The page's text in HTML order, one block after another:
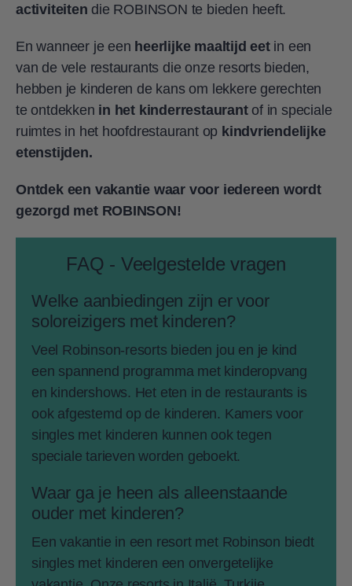
activiteiten die ROBINSON te bieden heeft.
En wanneer je een heerlijke maaltijd eetin een
van de vele restaurants die onze resorts bieden,
hebben je kinderen de kans om lekkere gerechten
te ontdekken in het kinderrestaurant of in speciale
ruimtes in het hoofdrestaurant op kindvriendelijke
etenstijden.
Ontdek een vakantie waar voor iedereen wordt
gezorgd met ROBINSON!
FAQ - Veelgestelde vragen
Welke aanbiedingen zijn er voor
soloreizigers met kinderen?
Veel Robinson-resorts bieden jou en je kind
een spannend programma met kinderopvang
en kindershows. Het eten in de restaurants is
ook afgestemd op de kinderen. Kamers voor
singles met kinderen kunnen ook tegen
speciale tarieven worden geboekt.
Waar ga je heen als alleenstaande
ouder met kinderen?
Een vakantie in een resort met Robinson biedt
singles met kinderen een onvergetelijke